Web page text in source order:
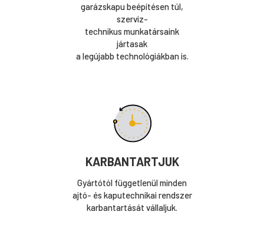
garázskapu beépítésen túl,
szerviz-
technikus munkatársaink
jártasak
a legújabb technológiákban is.
KARBANTARTJUK
Gyártótól függetlenül minden
ajtó- és kaputechnikai rendszer
karbantartását vállaljuk.